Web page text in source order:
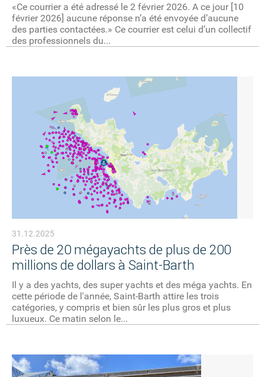
«Ce courrier a été adressé le 2 février 2026. A ce jour [10
février 2026] aucune réponse n’a été envoyée d’aucune
des parties contactées.» Ce courrier est celui d’un collectif
des professionnels du...
31.12.2025
Près de 20 mégayachts de plus de 200
millions de dollars à Saint-Barth
Il y a des yachts, des super yachts et des méga yachts. En
cette période de l'année, Saint-Barth attire les trois
catégories, y compris et bien sûr les plus gros et plus
luxueux. Ce matin selon le...